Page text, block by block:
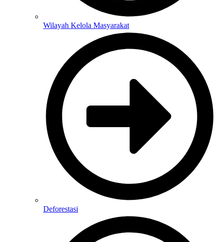
Wilayah Kelola Masyarakat
Deforestasi